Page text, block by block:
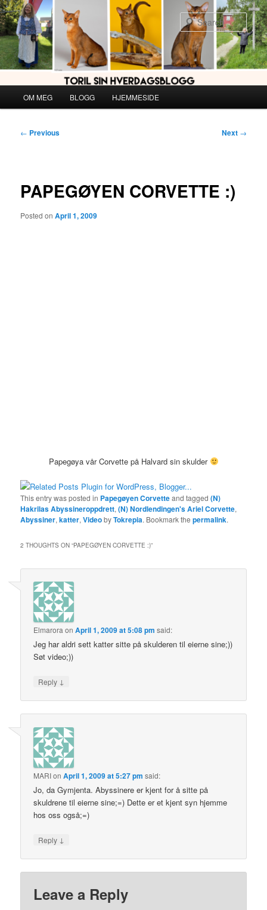
Skip
to
primary
content
OM MEG BLOGG HJEMMESIDE
Post
← Previous Next →
PAPEGØYEN CORVETTE :)
Posted onApril 1, 2009
Papegøya vår Corvette på Halvard sin skulder
This entry was posted in Papegøyen Corvetteand tagged(N)
Hakrilas Abyssineroppdrett,(N) Nordlendingen's Ariel Corvette,
Abyssiner,katter,VideobyTokrepia. Bookmark thepermalink.
2 THOUGHTS ON “PAPEGØYEN CORVETTE :)”
Elmarora onApril 1, 2009 at 5:08 pm said:
Jeg har aldri sett katter sitte på skulderen til eierne sine;))
Søt video;))
Reply ↓
MARIonApril 1, 2009 at 5:27 pm said:
Jo, da Gymjenta. Abyssinere er kjent for å sitte på
skuldrene til eierne sine;=) Dette er et kjent syn hjemme
hos oss også;=)
Reply ↓
Leave a Reply